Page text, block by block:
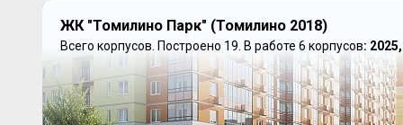
ЖК "Томилино Парк" (Томилино 2018)
Всего корпусов. Построено 19. В работе 6 корпусов: